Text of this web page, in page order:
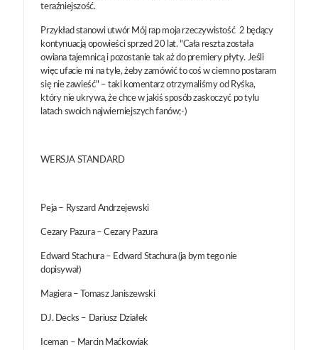
teraźniejszość.
Przykład stanowi utwór Mój rap moja rzeczywistość 2 będący
kontynuacją opowieści sprzed 20 lat. "Cała reszta została
owiana tajemnicą i pozostanie tak aż do premiery płyty. Jeśli
więc ufacie mi na tyle, żeby zamówić to coś w ciemno postaram
się nie zawieść" – taki komentarz otrzymaliśmy od Ryśka,
który nie ukrywa, że chce w jakiś sposób zaskoczyć po tylu
latach swoich najwierniejszych fanów;-)
WERSJA STANDARD
Peja – Ryszard Andrzejewski
Cezary Pazura – Cezary Pazura
Edward Stachura – Edward Stachura (ja bym tego nie
dopisywał)
Magiera – Tomasz Janiszewski
DJ. Decks – Dariusz Działek
Iceman – Marcin Maćkowiak